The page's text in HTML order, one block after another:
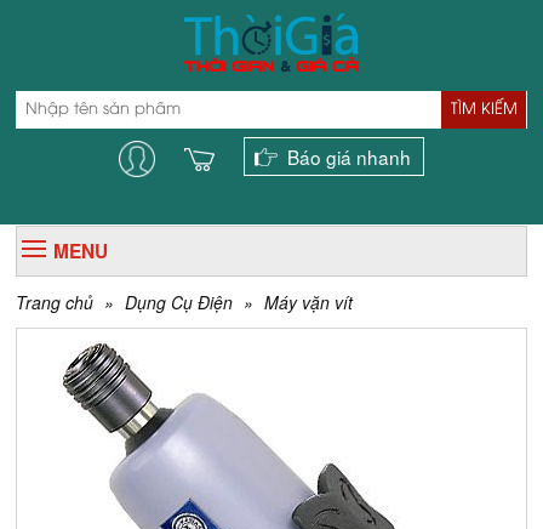
TÌM KIẾM
Báo giá nhanh
MENU
Trang chủ » Dụng Cụ Điện » Máy vặn vít